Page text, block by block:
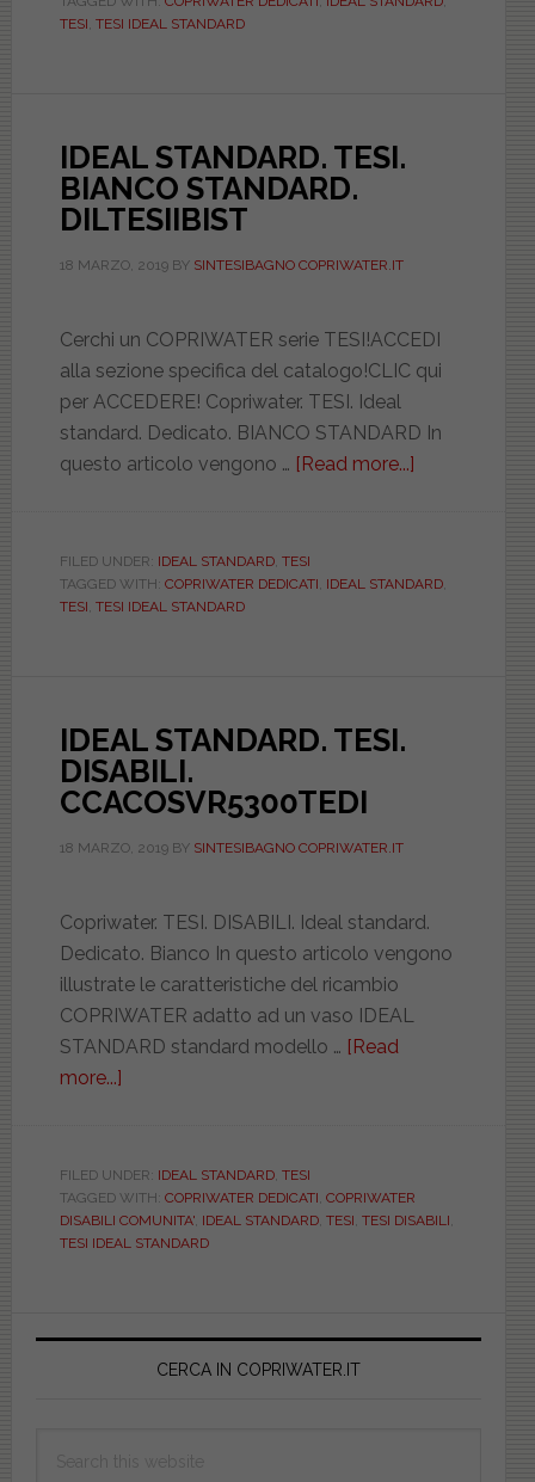
BIANCO.
TESI, TESI IDEAL STANDARD
IDEAL STANDARD. TESI.
BIANCO STANDARD.
DILTESIIBIST
18 MARZO, 2019BY SINTESIBAGNO COPRIWATER.IT
Cerchi un COPRIWATER serie TESI!ACCEDI
alla sezione specifica del catalogo!CLIC qui
per ACCEDERE! Copriwater. TESI. Ideal
standard. Dedicato. BIANCO STANDARD In
questo articolo vengono … [Read more...]
BIANCO
FILED UNDER: IDEAL STANDARD, TESI
TAGGED WITH: COPRIWATER DEDICATI, IDEAL STANDARD,
TESI, TESI IDEAL STANDARD
IDEAL STANDARD. TESI.
DISABILI.
CCACOSVR5300TEDI
18 MARZO, 2019BY SINTESIBAGNO COPRIWATER.IT
Copriwater. TESI. DISABILI. Ideal standard.
Dedicato. Bianco In questo articolo vengono
illustrate le caratteristiche del ricambio
COPRIWATER adatto ad un vaso IDEAL
STANDARD standard modello … [Read
more...]
TESI.
DISABILI.
CCACOSVR5300TEDI
FILED UNDER: IDEAL STANDARD, TESI
TAGGED WITH: COPRIWATER DEDICATI, COPRIWATER
DISABILI COMUNITA', IDEAL STANDARD, TESI, TESI DISABILI,
TESI IDEAL STANDARD
Primary
CERCA IN COPRIWATER.IT